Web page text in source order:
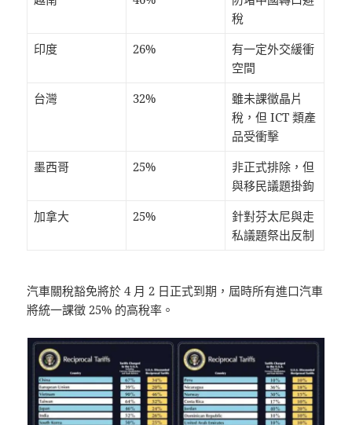
稅
印度
26%
有一定外交緩衝
空間
台灣
32%
雖未課徵晶片
稅，但 ICT 類產
品受衝擊
墨西哥
25%
非正式排除，但
與移民議題掛鉤
加拿大
25%
針對芬太尼與走
私議題祭出反制
汽車關稅豁免將於 4 月 2 日正式到期，屆時所有進口汽車
將統一課徵 25% 的高稅率。